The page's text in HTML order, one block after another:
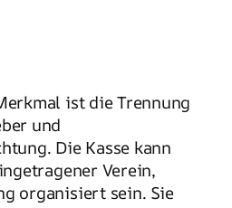
ist die Trennung
und
Die Kasse kann
Verein,
organisiert sein. Sie